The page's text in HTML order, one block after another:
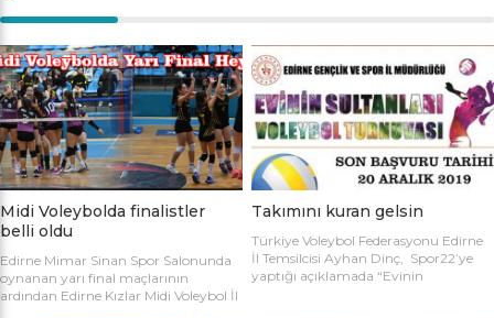
Midi Voleybolda finalistler
belli oldu
Edirne Mimar Sinan Spor Salonunda
oynanan yarı final maçlarının
ardından Edirne Kızlar Midi Voleybol İl
Takımını kuran gelsin
Türkiye Voleybol Federasyonu Edirne
İl Temsilcisi Ayhan Dinç, Spor22’ye
yaptığı açıklamada “Evinin